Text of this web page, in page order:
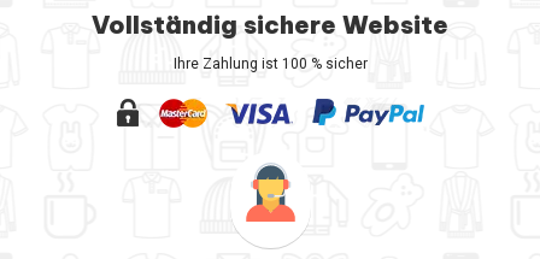
Vollständig sichere Website
Ihre Zahlung ist 100 % sicher